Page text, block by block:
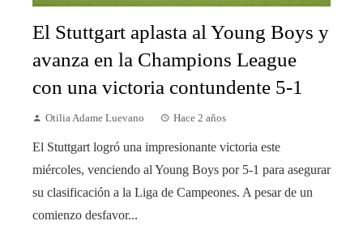
El Stuttgart aplasta al Young Boys y
avanza en la Champions League
con una victoria contundente 5-1
Otilia Adame Luevano Hace 2 años
El Stuttgart logró una impresionante victoria este
miércoles, venciendo al Young Boys por 5-1 para asegurar
su clasificación a la Liga de Campeones. A pesar de un
comienzo desfavor...